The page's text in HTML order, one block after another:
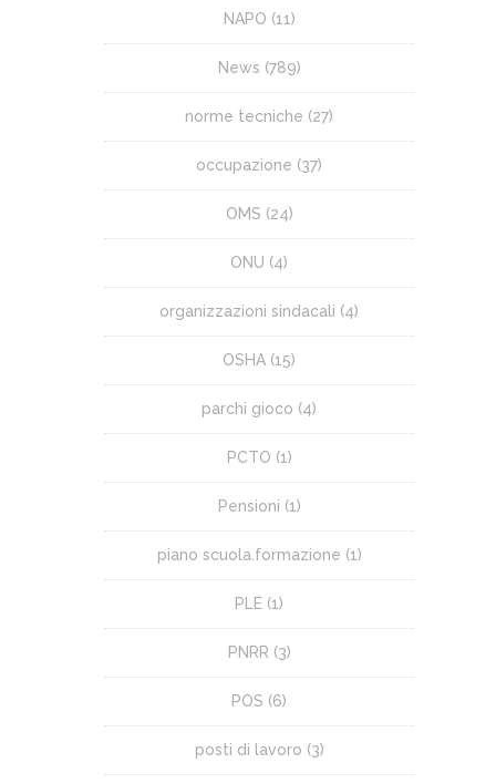
NAPO (11)
News (789)
norme tecniche (27)
occupazione (37)
OMS (24)
ONU (4)
organizzazioni sindacali (4)
OSHA (15)
parchi gioco (4)
PCTO (1)
Pensioni (1)
piano scuola.formazione (1)
PLE (1)
PNRR (3)
POS (6)
posti di lavoro (3)